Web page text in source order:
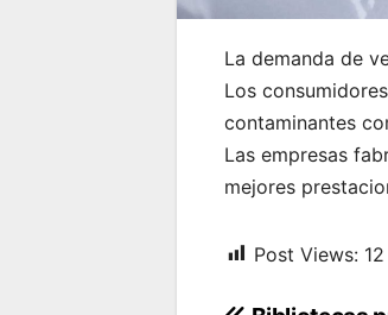
La demanda de
Los
contaminantes
Las empresas
mejores
Post Views: 12